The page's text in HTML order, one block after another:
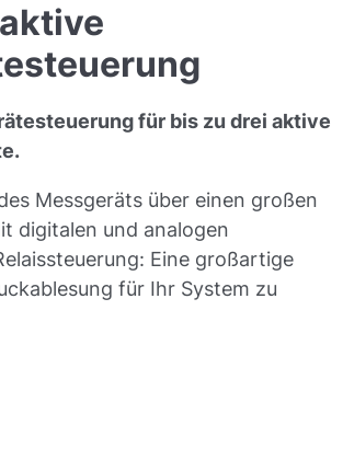
für bis zu drei aktive
Messgeräts über einen großen
digitalen und analogen
Eine großartige
für Ihr System zu